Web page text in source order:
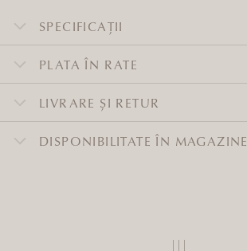
SPECIFICAȚII
PLATA ÎN RATE
LIVRARE ȘI RETUR
DISPONIBILITATE ÎN MAGAZINE